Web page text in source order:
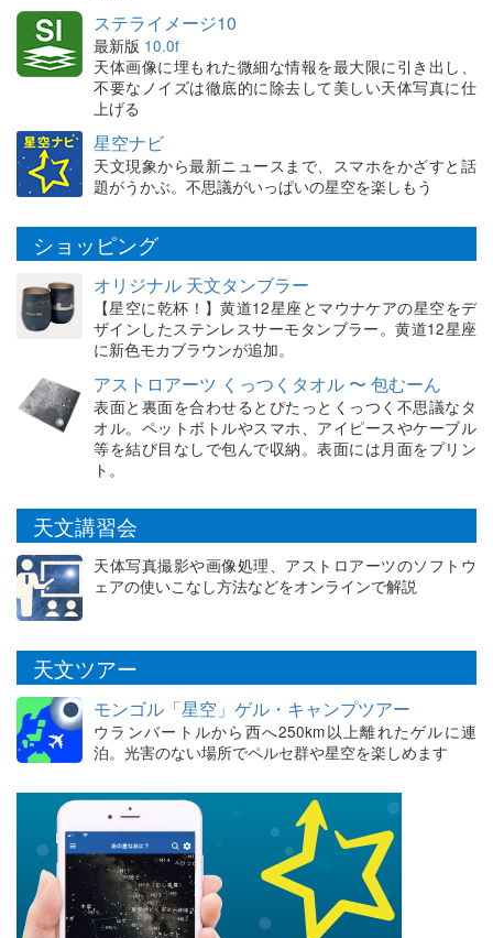
ステライメージ10
最新版 10.0f
天体画像に埋もれた微細な情報を最大限に引き出し、
不要なノイズは徹底的に除去して美しい天体写真に仕
上げる
星空ナビ
天文現象から最新ニュースまで、スマホをかざすと話
題がうかぶ。不思議がいっぱいの星空を楽しもう
ショッピング
オリジナル 天文タンブラー
【星空に乾杯！】黄道12星座とマウナケアの星空をデ
ザインしたステンレスサーモタンブラー。黄道12星座
に新色モカブラウンが追加。
アストロアーツ くっつくタオル 〜 包むーん
表面と裏面を合わせるとぴたっとくっつく不思議なタ
オル。ペットボトルやスマホ、アイピースやケーブル
等を結び目なしで包んで収納。表面には月面をプリン
ト。
天文講習会
天体写真撮影や画像処理、アストロアーツのソフトウ
ェアの使いこなし方法などをオンラインで解説
天文ツアー
モンゴル「星空」ゲル・キャンプツアー
ウランバートルから西へ250km以上離れたゲルに連
泊。光害のない場所でペルセ群や星空を楽しめます